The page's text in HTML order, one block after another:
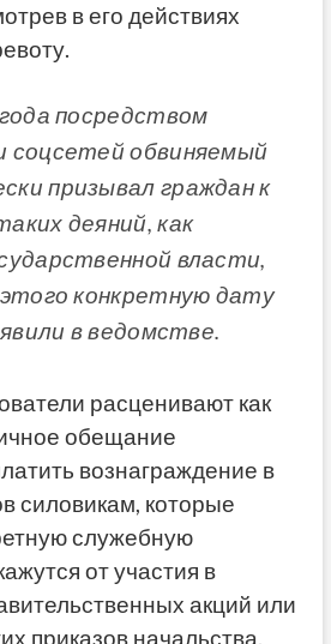
в его действиях
посредством
соцсетей обвиняемый
призывал граждан к
деяний, как
власти,
конкретную дату
в ведомстве.
расценивают как
обещание
вознаграждение в
силовикам, которые
служебную
от участия в
акций или
приказов начальства.